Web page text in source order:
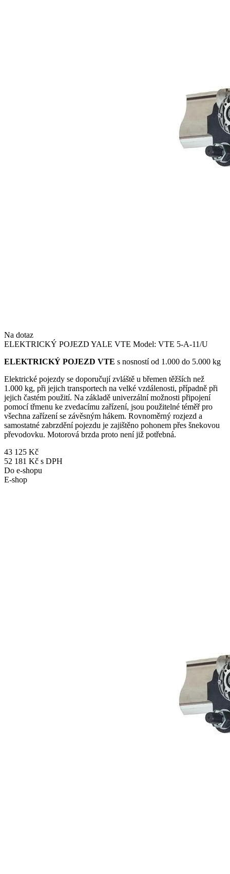
Na dotaz
ELEKTRICKÝ POJEZD YALE VTE Model: VTE 5-A-11/U
ELEKTRICKÝ POJEZD VTE s nosností od 1.000 do 5.000 kg
Elektrické pojezdy se doporučují zvláště u břemen těžších než
1.000 kg, při jejich transportech na velké vzdálenosti, případně při
jejich častém použití. Na základě univerzální možnosti připojení
pomocí třmenu ke zvedacímu zařízení, jsou použitelné téměř pro
všechna zařízení se závěsným hákem. Rovnoměrný rozjezd a
samostatné zabrzdění pojezdu je zajištěno pohonem přes šnekovou
převodovku. Motorová brzda proto není již potřebná.
43 125 Kč
52 181 Kč s DPH
Do e-shopu
E-shop